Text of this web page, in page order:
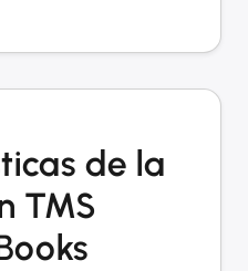
de la
TMS